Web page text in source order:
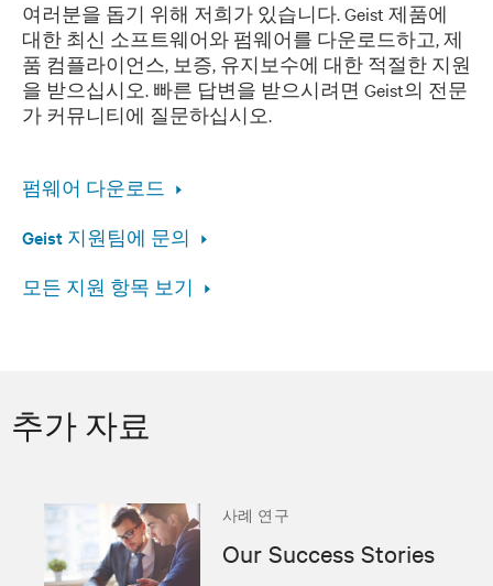
여러분을 돕기 위해 저희가 있습니다. Geist 제품에
대한 최신 소프트웨어와 펌웨어를 다운로드하고, 제
품 컴플라이언스, 보증, 유지보수에 대한 적절한 지원
을 받으십시오. 빠른 답변을 받으시려면 Geist의 전문
가 커뮤니티에 질문하십시오.
펌웨어 다운로드
Geist 지원팀에 문의
모든 지원 항목 보기
추가 자료
사례 연구
Our Success Stories